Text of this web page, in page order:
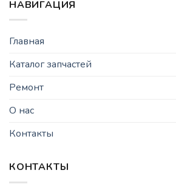
НАВИГАЦИЯ
Главная
Каталог запчастей
Ремонт
О нас
Контакты
КОНТАКТЫ